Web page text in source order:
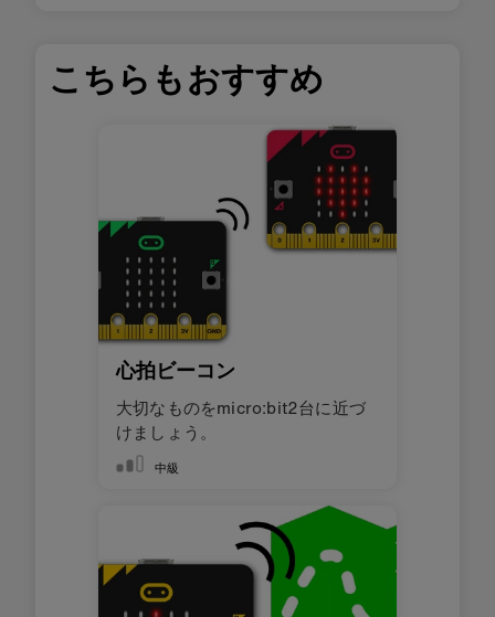
こちらもおすすめ
心拍ビーコン
大切なものをmicro:bit2台に近づ
けましょう。
中級